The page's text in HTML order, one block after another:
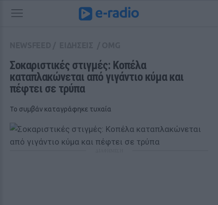
Σοκαριστικές στιγμές: Κοπέλα
καταπλακώνεται από γιγάντιο κύμα και
πέφτει σε τρύπα
Το συμβάν καταγράφηκε τυχαία